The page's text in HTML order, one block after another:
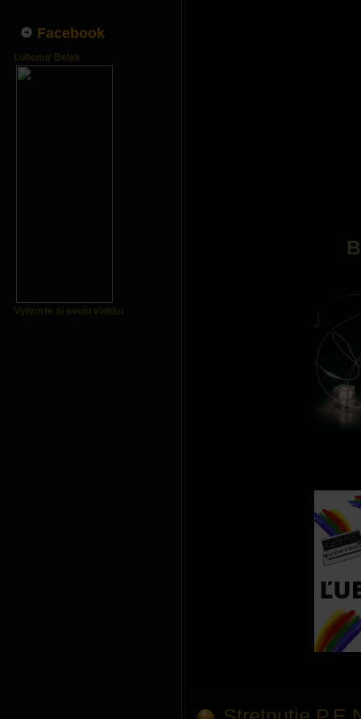
Facebook
Lubomir Belak
Vytvorte si svoju vizitku